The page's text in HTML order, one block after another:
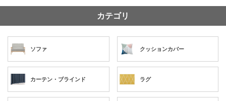
カテゴリ
ソファ クッションカバー
カーテン・ブラインド ラグ